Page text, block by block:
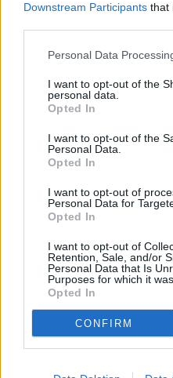
Downstream Participants that
Personal Data
I want to opt-out of the
personal data.
Opted In
I want to opt-out of the
Personal Data.
Opted In
I want to opt-out of
Personal Data for
Opted In
I want to opt-out of
Retention, Sale, and/or
Personal Data that Is
Purposes for which it
Opted In
CONFIRM
παραστρατιωτικούς ότι
χρησιμοποιώντας drones
συνεχίζουν τις εφόδους
μονομερή κατάπαυση
από τον αρχηγό των ΔΤΥ,
Χαμντάν Ντάγκλο.
Οι ΔΤΥ ενεπλάκησαν σε
στρατό στα μέσα του